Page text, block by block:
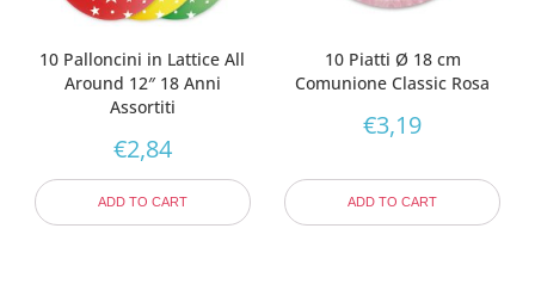
10 Palloncini in Lattice All
Around 12″ 18 Anni
Assortiti
€2,84
ADD TO CART
10 Piatti Ø 18 cm
Comunione Classic Rosa
€3,19
ADD TO CART